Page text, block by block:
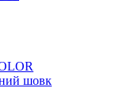
шовк